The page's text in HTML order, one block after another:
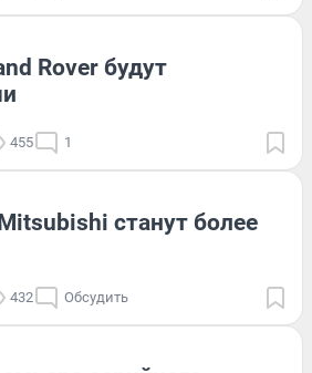
Rover будут
455 1
станут более
432 Обсудить